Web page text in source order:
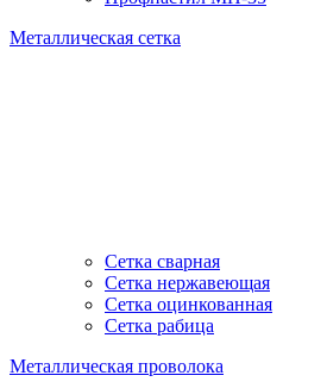
Металлическая сетка
Сетка сварная
Сетка нержавеющая
Сетка оцинкованная
Сетка рабица
Металлическая проволока